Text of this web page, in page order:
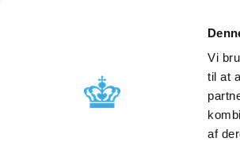
Vi
til at
af
Godkendelse